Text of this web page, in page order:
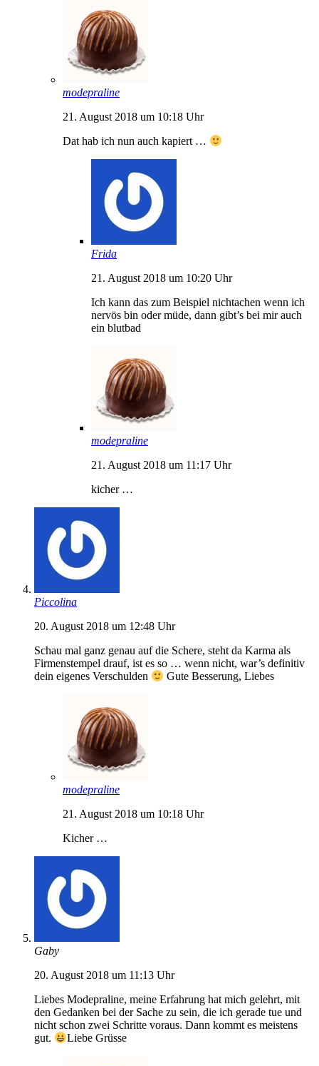
modepraline
21. August 2018 um 10:18 Uhr
Dat hab ich nun auch kapiert …
Frida
21. August 2018 um 10:20 Uhr
Ich kann das zum Beispiel nichtachen wenn ich
nervös bin oder müde, dann gibt’s bei mir auch
ein blutbad
modepraline
21. August 2018 um 11:17 Uhr
kicher …
Piccolina
20. August 2018 um 12:48 Uhr
Schau mal ganz genau auf die Schere, steht da Karma als
Firmenstempel drauf, ist es so … wenn nicht, war’s definitiv
dein eigenes Verschulden
Gute Besserung, Liebes
modepraline
21. August 2018 um 10:18 Uhr
Kicher …
Gaby
20. August 2018 um 11:13 Uhr
Liebes Modepraline, meine Erfahrung hat mich gelehrt, mit
den Gedanken bei der Sache zu sein, die ich gerade tue und
nicht schon zwei Schritte voraus. Dann kommt es meistens
gut.
Liebe Grüsse